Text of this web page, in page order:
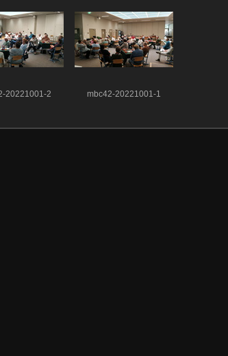
20221001-2 mbc42-20221001-1